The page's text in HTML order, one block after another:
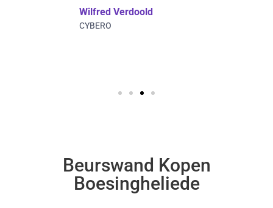
Wilfred Verdoold
CYBERO
Beurswand Kopen
Boesingheliede